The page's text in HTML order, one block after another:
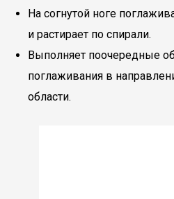
На согнутой ноге
и растирает по спирали.
Выполняет поочередные
поглаживания в
области.